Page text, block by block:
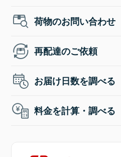
荷物のお問い合わせ
再配達のご依頼
お届け日数を調べる
料金を計算・調べる